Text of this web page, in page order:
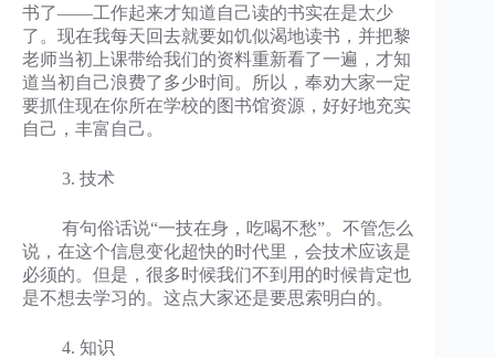
书了――工作起来才知道自己读的书实在是太少
了。现在我每天回去就要如饥似渴地读书，并把黎
老师当初上课带给我们的资料重新看了一遍，才知
道当初自己浪费了多少时间。所以，奉劝大家一定
要抓住现在你所在学校的图书馆资源，好好地充实
自己，丰富自己。
3. 技术
有句俗话说“一技在身，吃喝不愁”。不管怎么
说，在这个信息变化超快的时代里，会技术应该是
必须的。但是，很多时候我们不到用的时候肯定也
是不想去学习的。这点大家还是要思索明白的。
4. 知识